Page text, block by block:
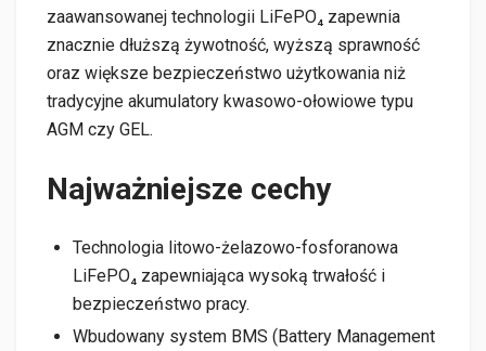
zaawansowanej technologii LiFePO₄ zapewnia
znacznie dłuższą żywotność, wyższą sprawność
oraz większe bezpieczeństwo użytkowania niż
tradycyjne akumulatory kwasowo-ołowiowe typu
AGM czy GEL.
Najważniejsze cechy
Technologia litowo-żelazowo-fosforanowa
LiFePO₄ zapewniająca wysoką trwałość i
bezpieczeństwo pracy.
Wbudowany system BMS (Battery Management